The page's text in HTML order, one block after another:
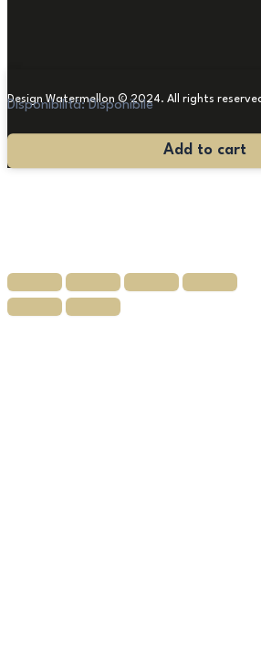
Design Watermellon © 2024. All rights
Disponibilità: Disponibile
Antica
Add to cart